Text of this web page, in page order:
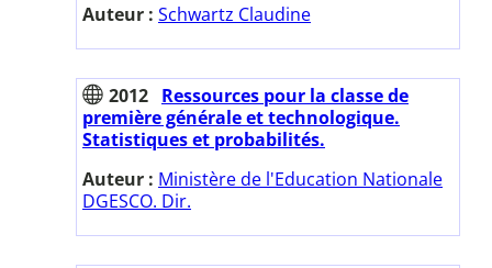
Auteur : Schwartz Claudine
2012 Ressources pour la classe de
première générale et technologique.
Statistiques et probabilités.
Auteur : Ministère de l'Education Nationale
DGESCO. Dir.